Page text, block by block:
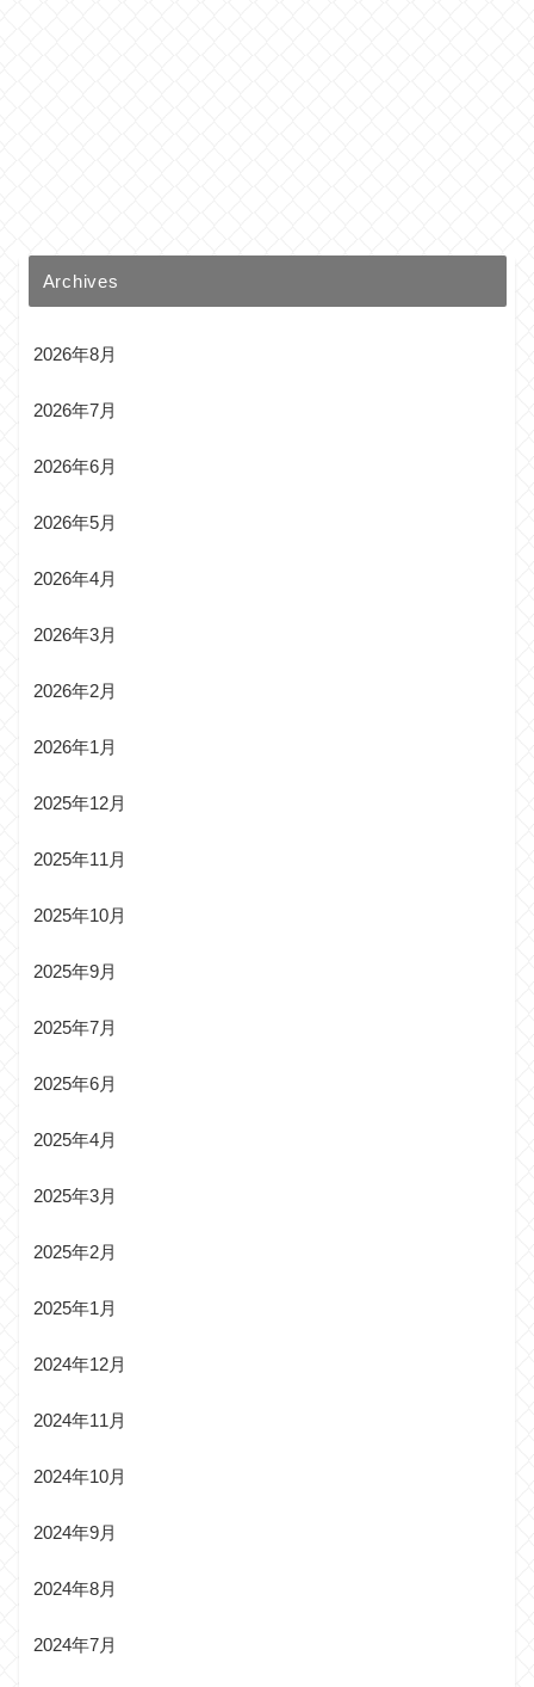
Archives
2026年8月
2026年7月
2026年6月
2026年5月
2026年4月
2026年3月
2026年2月
2026年1月
2025年12月
2025年11月
2025年10月
2025年9月
2025年7月
2025年6月
2025年4月
2025年3月
2025年2月
2025年1月
2024年12月
2024年11月
2024年10月
2024年9月
2024年8月
2024年7月